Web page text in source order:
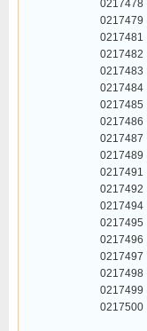
0217478
0217479
0217481
0217482
0217483
0217484
0217485
0217486
0217487
0217489
0217491
0217492
0217494
0217495
0217496
0217497
0217498
0217499
0217500